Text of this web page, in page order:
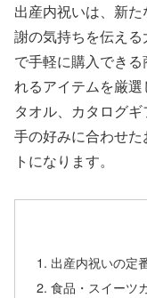
出産内祝いは、新
謝の気持ちを伝え
で手軽に購入でき
れるアイテムを厳選
タオル、カタログ
手の好みに合わせ
トになります。
出産内祝いの定
食品・スイーツ